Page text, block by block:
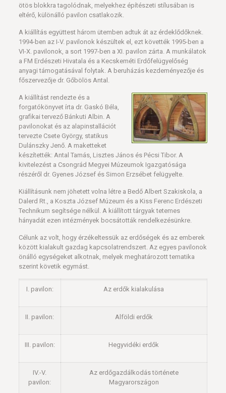
ötös blokkra tagolódnak, melyekhez építészeti stílusában is
eltérő, különálló pavilon csatlakozik.
A kiállítás együttest három ütemben adtuk át az érdeklődőknek.
1994-ben az I-V. pavilonok készültek el, ezt követték 1995-ben a
VI-X. pavilonok, a sort 1997-ben a XI. pavilon zárta. A munkálatok
a FM Erdészeti Hivatala és a Kecskeméti Erdőfelügyelőség
anyagi támogatásával folytak. A beruházás kezdeményezője és
főszervezője dr. Gőbölös Antal.
A kiállítást rendezte és a
forgatókönyvet írta dr. Gaskó Béla,
grafikai tervező Bánkuti Albin. A
pavilonokat és az alapinstallációt
tervezte Csete György, statikus
Dulánszky Jenő. A maketteket
készítették: Antal Tamás, Lisztes János és Pécsi Tibor. A
kivitelezést a Csongrád Megyei Múzeumok Igazgatósága
részéről dr. Gyenes József és Simon Erzsébet felügyelte.
Kiállításunk nem jöhetett volna létre a Bedő Albert Szakiskola, a
Dalerd Rt., a Koszta József Múzeum és a Kiss Ferenc Erdészeti
Technikum segítsége nélkül. A kiállított tárgyak tetemes
hányadát ezen intézmények bocsátották rendelkezésünkre.
Célunk az volt, hogy érzékeltessük az erdőségek és az emberek
között kialakult gazdag kapcsolatrendszert. Az egyes pavilonok
önálló egységeket alkotnak, melyek meghatározott tematika
szerint követik egymást.
I. pavilon: Az erdők kialakulása
II. pavilon: Alföldi erdők
III. pavilon: Hegyvidéki erdők
IV.-V.
pavilon:
Az erdőgazdálkodás története
Magyarországon